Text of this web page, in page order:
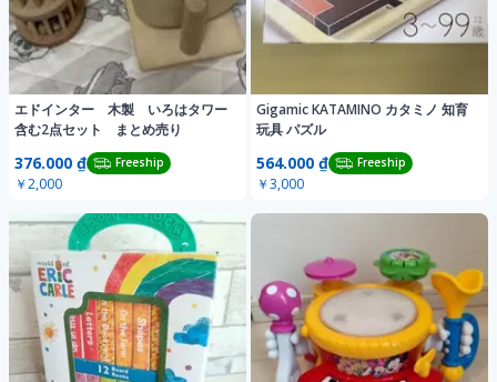
エドインター 木製 いろはタワー
含む2点セット まとめ売り
376.000 ₫ Freeship
￥2,000
Gigamic KATAMINO カタミノ 知育
玩具 パズル
564.000 ₫ Freeship
￥3,000